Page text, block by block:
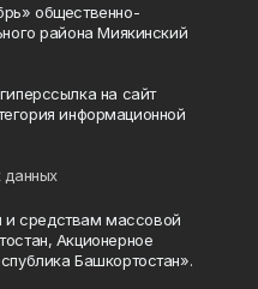
общественно-
района Миякинский
на сайт
информационной
данных
и средствам массовой
Акционерное
Башкортостан».